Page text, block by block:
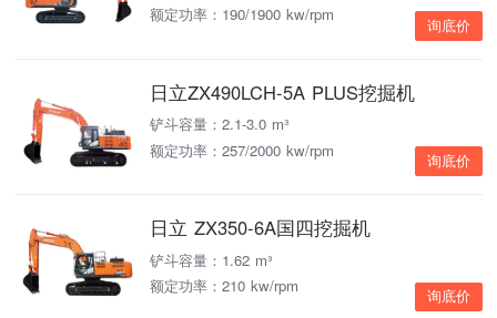
额定功率：190/1900 kw/rpm
询底价
日立ZX490LCH-5A PLUS挖掘机
铲斗容量：2.1-3.0 m³
额定功率：257/2000 kw/rpm
询底价
日立 ZX350-6A国四挖掘机
铲斗容量：1.62 m³
额定功率：210 kw/rpm
询底价